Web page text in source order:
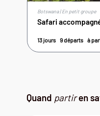
Botswana | En petit groupe
Safari
13 jours 9 départs à
Quand partiren